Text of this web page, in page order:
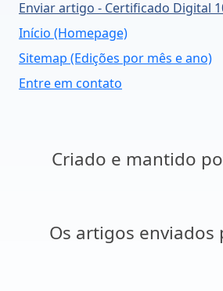
Enviar artigo - Certificado Digital
Início (Homepage)
Sitemap (Edições por mês e ano)
Entre em contato
Criado e mantido
Os artigos